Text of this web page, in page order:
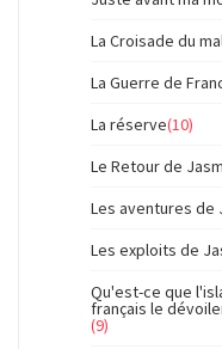
La Croisade du
La Guerre de
La réserve(10)
Le Retour de
Les aventures de
Les exploits de
Qu'est-ce que
français le
(9)